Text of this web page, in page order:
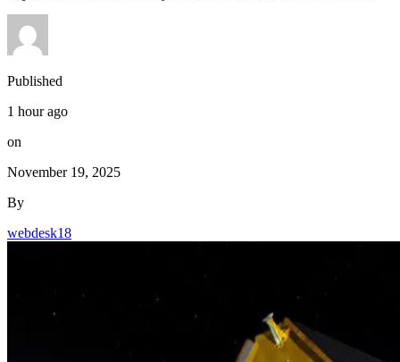
Published
1 hour ago
on
November 19, 2025
By
webdesk18